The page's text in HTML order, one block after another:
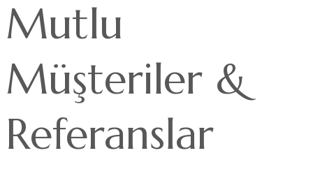
Mutlu
Müşteriler &
Referanslar